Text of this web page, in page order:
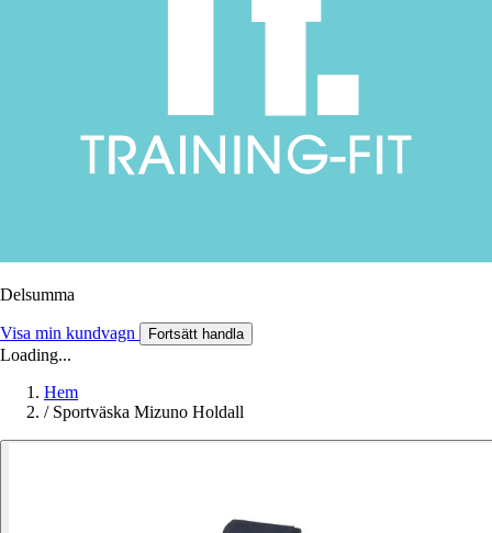
Delsumma
Visa min kundvagn Fortsätt handla
Loading...
Hem
/ Sportväska Mizuno Holdall